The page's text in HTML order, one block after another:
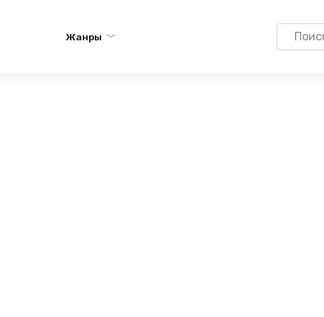
Жанры
Search
for: